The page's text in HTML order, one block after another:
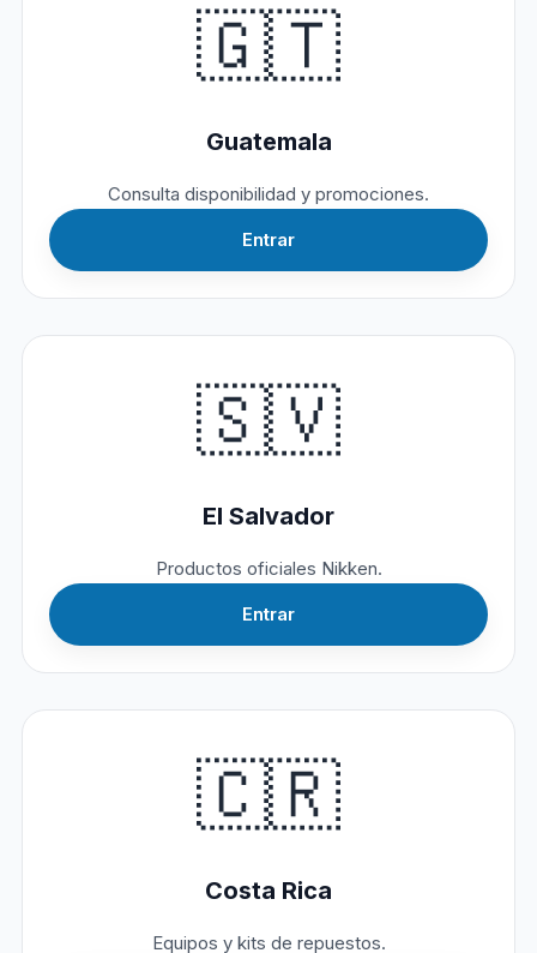
🇬🇹
Guatemala
Consulta disponibilidad y promociones.
Entrar
🇸🇻
El Salvador
Productos oficiales Nikken.
Entrar
🇨🇷
Costa Rica
Equipos y kits de repuestos.